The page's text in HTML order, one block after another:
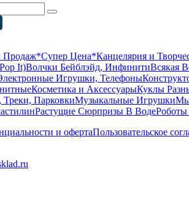
Продаж*Супер Цена*Канцелярия и
It)Волчки Бейблэйд, ИнфинитиВсякая
Игрушки, Телефоны
Косметика и АксессуарыКуклы
ПарковкиМузыкальные Игрушки
Растущие Сюрпризы В Воде
и офертаПользовательское